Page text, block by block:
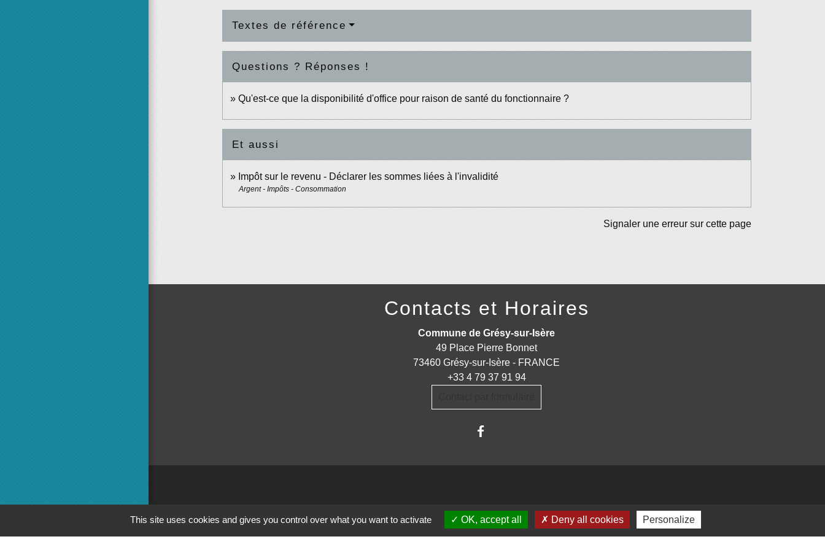
Textes de référence
Questions ? Réponses !
Qu'est-ce que la disponibilité d'office pour raison de santé du fonctionnaire ?
Et aussi
Impôt sur le revenu - Déclarer les sommes liées à l'invalidité
Argent - Impôts - Consommation
Signaler une erreur sur cette page
Contacts et Horaires
Commune de Grésy-sur-Isère
49 Place Pierre Bonnet
73460 Grésy-sur-Isère - FRANCE
+33 4 79 37 91 94
Administrations partenaires
This site uses cookies and gives you control over what you want to activate OK, accept all Deny all cookies Personalize